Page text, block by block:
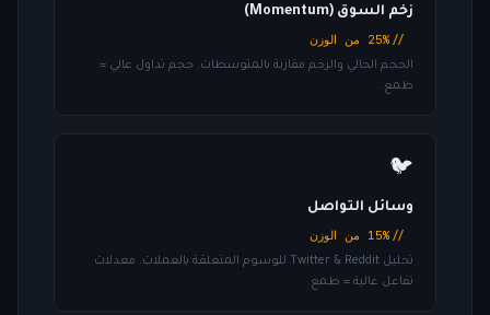
زخم السوق (Momentum)
// 25% من الوزن
الحجم الحالي والزخم مقارنة بالمتوسطات. حجم تداول عالي =
طمع.
🐦
وسائل التواصل
// 15% من الوزن
تحليل Twitter & Reddit للوسوم المتعلقة بالعملات. معدلات
تفاعل عالية = طمع.